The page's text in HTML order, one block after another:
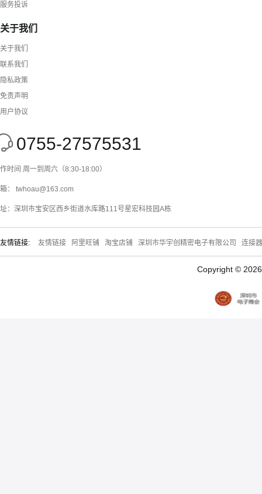
服务投诉
关于我们
关于我们
联系我们
隐私政策
免责声明
用户协议
0755-27575531
时间 周一到周六（8:30-18:00）
： twhoau@163.com
：深圳市宝安区西乡街道水库路111号星宏科技园A栋
友情链接: 友情链接 阿里旺铺 淘宝店铺 深圳市华宇创精密电子有限公司 连接
Copyright ©